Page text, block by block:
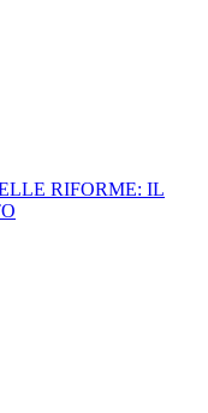
RIFORME: IL